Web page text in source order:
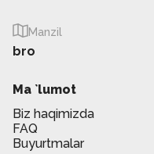
Manzil
bro
Ma `lumot
Biz haqimizda
FAQ
Buyurtmalar